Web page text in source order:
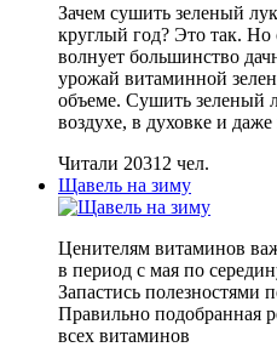
Зачем сушить зеленый
круглый год? Это так. Но
волнует большинство
урожай витаминной
объеме. Сушить зеленый
воздухе, в духовке и даже
Читали 20312 чел.
Щавель на зиму
Ценителям витаминов
в период с мая по
Запастись полезностями
Правильно подобранная
всех витаминов